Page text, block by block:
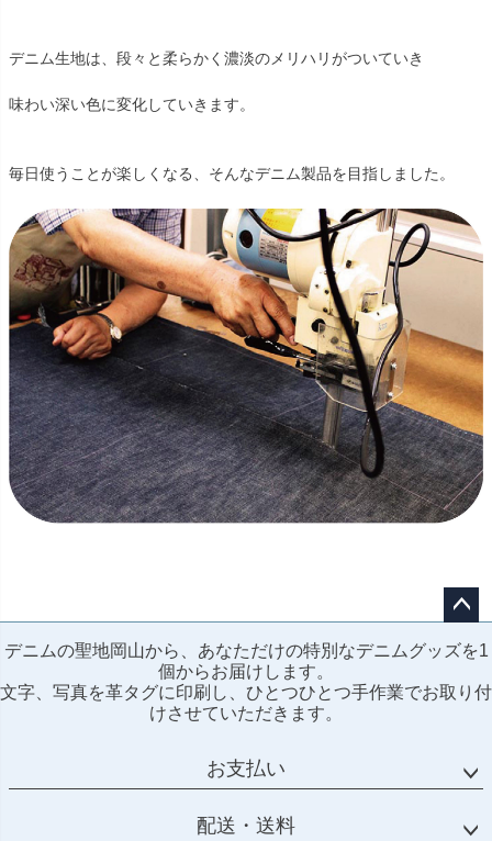
デニム生地は、段々と柔らかく濃淡のメリハリがついていき
味わい深い色に変化していきます。
毎日使うことが楽しくなる、そんなデニム製品を目指しました。
ジト
ップ
へ
デニムの聖地岡山から、あなただけの特別なデニムグッズを1
個からお届けします。
文字、写真を革タグに印刷し、ひとつひとつ手作業でお取り付
けさせていただきます。
お支払い
配送・送料